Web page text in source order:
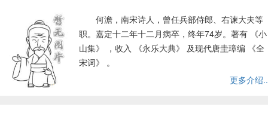
何澹，南宋诗人，曾任兵部侍郎、右谏大夫等
职。嘉定十二年十二月病卒，终年74岁。著有 《小
山集》 ，收入 《永乐大典》 及现代唐圭璋编 《全
宋词》 。
更多介绍..